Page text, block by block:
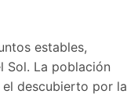
estables,
Sol. La población
descubierto por la